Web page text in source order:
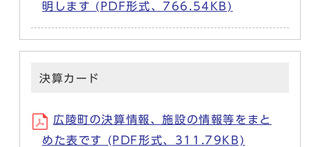
明します (PDF形式、766.54KB)
決算カード
広陵町の決算情報、施設の情報等をまと
めた表です (PDF形式、311.79KB)